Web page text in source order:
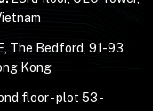
The Bedford, 91-93
Kong
floor - plot 53 -